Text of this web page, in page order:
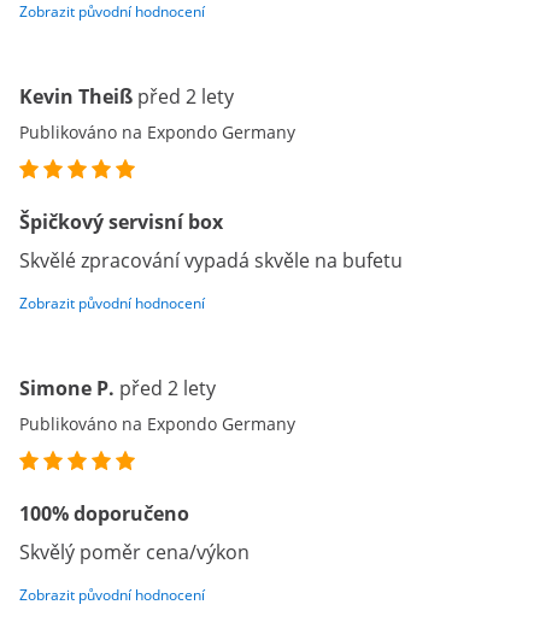
Zobrazit původní hodnocení
Kevin Theiß před 2 lety
Publikováno na Expondo Germany
Špičkový servisní box
Skvělé zpracování vypadá skvěle na bufetu
Zobrazit původní hodnocení
Simone P. před 2 lety
Publikováno na Expondo Germany
100% doporučeno
Skvělý poměr cena/výkon
Zobrazit původní hodnocení